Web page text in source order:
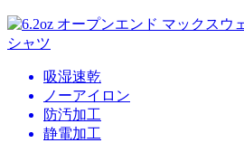
吸湿速乾
ノーアイロン
防汚加工
静電加工